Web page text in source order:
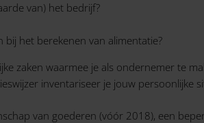
van) het bedrijf?
het berekenen van alimentatie?
zaken waarmee je als ondernemer te
inventariseer je jouw persoonlijke
van goederen (vóór 2018), een